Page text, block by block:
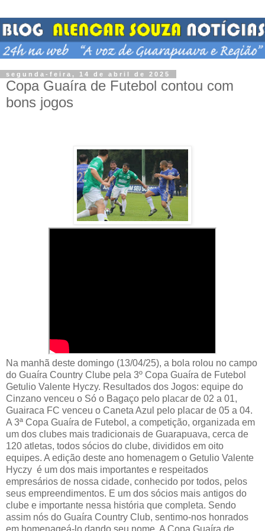
segunda-feira, 14 de abril de 2025
Copa Guaíra de Futebol contou com
bons jogos
Na manhã deste domingo (13/04/25), a bola rolou no campo
do Guaíra Country Clube pela 3º Copa Guaíra de Futebol
Getulio Valente Hyczy. Resultados dos Jogos: equipe do
Cinzano venceu o Só o Bagaço pelo placar de 02 a 01,
Guairaca FC venceu o Caneta Azul pelo placar de 05 a 04.
A 3ª Copa Guaíra de Futebol, a competição, organizada em
um dos clubes mais tradicionais de Guarapuava, cerca de
120 atletas, todos sócios do clube, divididos em oito
equipes. A edição deste ano homenagem o Getulio Valente
Hyczy é um dos mais importantes e respeitados
empresários de nossa cidade, conhecido por todos, pelos
seus empreendimentos. E um dos sócios mais antigos do
clube e importante nessa história que completa. Sendo
assim nós do Guaíra Country Club, sentimo-nos honrados